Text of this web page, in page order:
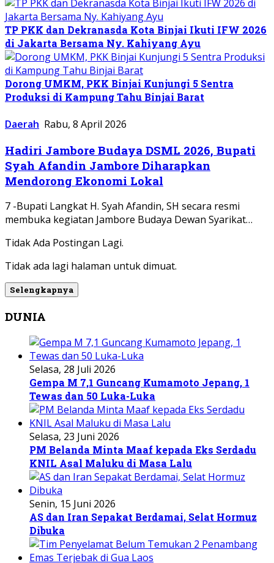
TP PKK dan Dekranasda Kota Binjai Ikuti IFW 2026
di Jakarta Bersama Ny. Kahiyang Ayu
Dorong UMKM, PKK Binjai Kunjungi 5 Sentra
Produksi di Kampung Tahu Binjai Barat
Daerah Rabu, 8 April 2026
Hadiri Jambore Budaya DSML 2026, Bupati
Syah Afandin Jambore Diharapkan
Mendorong Ekonomi Lokal
7 -Bupati Langkat H. Syah Afandin, SH secara resmi
membuka kegiatan Jambore Budaya Dewan Syarikat…
Tidak Ada Postingan Lagi.
Tidak ada lagi halaman untuk dimuat.
Selengkapnya
DUNIA
Selasa, 28 Juli 2026
Gempa M 7,1 Guncang Kumamoto Jepang, 1
Tewas dan 50 Luka-Luka
Selasa, 23 Juni 2026
PM Belanda Minta Maaf kepada Eks Serdadu
KNIL Asal Maluku di Masa Lalu
Senin, 15 Juni 2026
AS dan Iran Sepakat Berdamai, Selat Hormuz
Dibuka